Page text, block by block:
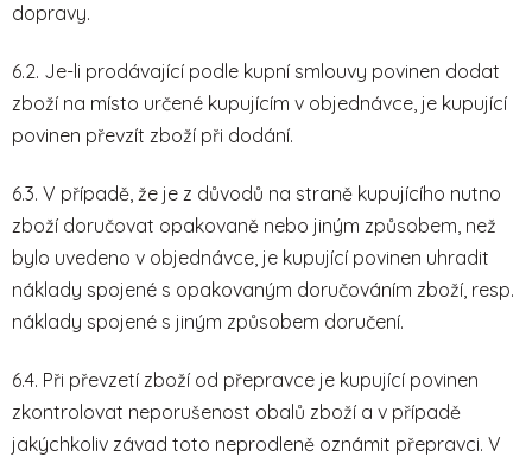
dopravy.
6.2. Je-li prodávající podle kupní smlouvy povinen dodat
zboží na místo určené kupujícím v objednávce, je kupující
povinen převzít zboží při dodání.
6.3. V případě, že je z důvodů na straně kupujícího nutno
zboží doručovat opakovaně nebo jiným způsobem, než
bylo uvedeno v objednávce, je kupující povinen uhradit
náklady spojené s opakovaným doručováním zboží, resp.
náklady spojené s jiným způsobem doručení.
6.4. Při převzetí zboží od přepravce je kupující povinen
zkontrolovat neporušenost obalů zboží a v případě
jakýchkoliv závad toto neprodleně oznámit přepravci. V